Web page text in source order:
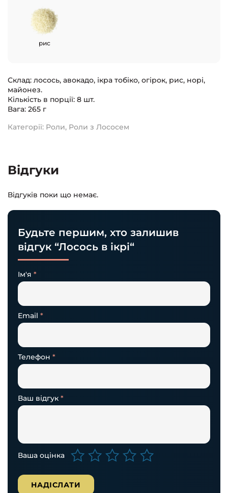
рис
Склад: лосось, авокадо, ікра тобіко, огірок, рис, норі,
майонез.
Кількість в порції: 8 шт.
Вага: 265 г
Категорії: Роли, Роли з Лососем
Відгуки
Відгуків поки що немає.
Будьте першим, хто залишив
відгук “Лосось в ікрі“
Ім'я *
Email *
Телефон *
Ваша оцінка
Ваш відгук *